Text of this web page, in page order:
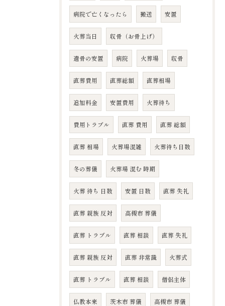
病院で亡くなったら 搬送 安置
火葬当日 収骨（お骨上げ）
遺骨の安置 病院 火葬場 収骨
直葬費用 直葬総額 直葬相場
追加料金 安置費用 火葬待ち
費用トラブル 直葬 費用 直葬 総額
直葬 相場 火葬場混雑 火葬待ち日数
冬の葬儀 火葬場 混む 時期
火葬 待ち 日数 安置 日数 直葬 失礼
直葬 親族 反対 高槻市 葬儀
直葬 トラブル 直葬 相談 直葬 失礼
直葬 親族 反対 直葬 非常識 火葬式
直葬 トラブル 直葬 相談 僧侶主体
仏教本来 茨木市 葬儀 高槻市 葬儀